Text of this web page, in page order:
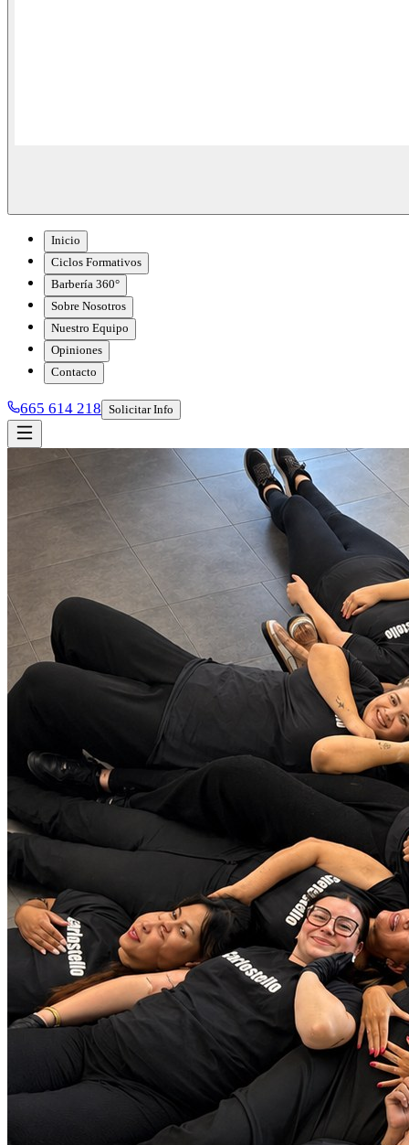
Inicio
Ciclos Formativos
Barbería 360°
Sobre Nosotros
Nuestro Equipo
Opiniones
Contacto
665 614 218 Solicitar Info